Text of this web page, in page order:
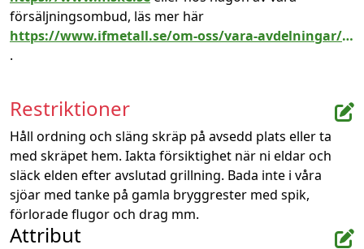
försäljningsombud, läs mer här
https://www.ifmetall.se/om-oss/vara-avdelningar/ostergotland/var-verksamhet2/fiskesjoar/
.
Restriktioner
Håll ordning och släng skräp på avsedd plats eller ta
med skräpet hem. Iakta försiktighet när ni eldar och
släck elden efter avslutad grillning. Bada inte i våra
sjöar med tanke på gamla bryggrester med spik,
förlorade flugor och drag mm.
Attribut